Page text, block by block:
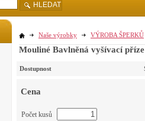
Naše výrobky VÝROBA ŠPERKŮ
Mouliné Bavlněná vyšívací
Dostupnost
Cena
Počet kusů
HLEDAT